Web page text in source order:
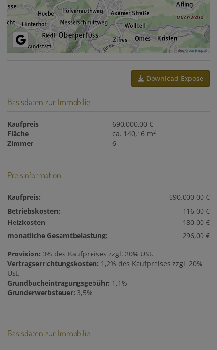
Tiles ©basemap.at
Download Expose
Basisdaten zur Immobilie
Kaufpreis
690.000,00 €
Fläche
ca. 140,16 m2
Zimmer 6
Preisinformation
Kaufpreis:
690.000,00 €
Betriebskosten:
116,00 €
Heizkosten:
180,00 €
monatliche Gesamtbelastung:
296,00 €
Provision: 3% des Kaufpreises zzgl. 20% USt.
Vertragserrichtungskosten: 1,2% des Kaufpreises zzgl. 20%
Ust.
Grundbucheintragungsgebühr: 1,1%
Grunderwerbsteuer: 3,5%
Basisdaten zur Immobilie